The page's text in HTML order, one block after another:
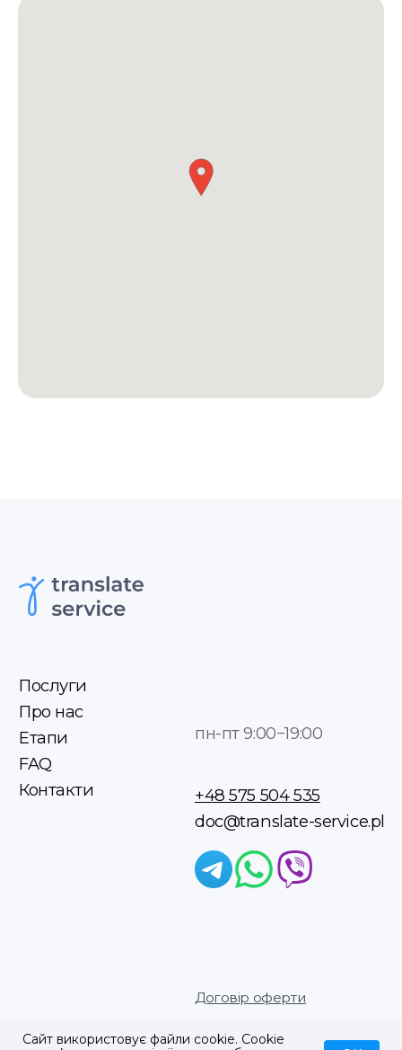
Сайт використовує файли cookie. Cookie